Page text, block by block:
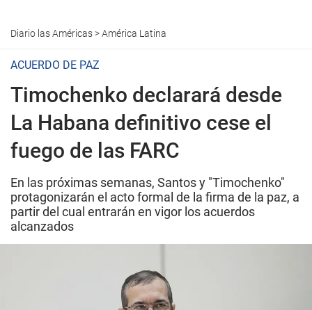
Diario las Américas>América Latina
ACUERDO DE PAZ
Timochenko declarará desde
La Habana definitivo cese el
fuego de las FARC
En las próximas semanas, Santos y "Timochenko"
protagonizarán el acto formal de la firma de la paz, a
partir del cual entrarán en vigor los acuerdos
alcanzados